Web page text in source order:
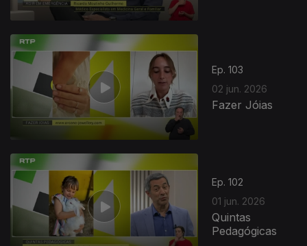
Ep. 103
02 jun. 2026
Fazer Jóias
Ep. 102
01 jun. 2026
Quintas
Pedagógicas